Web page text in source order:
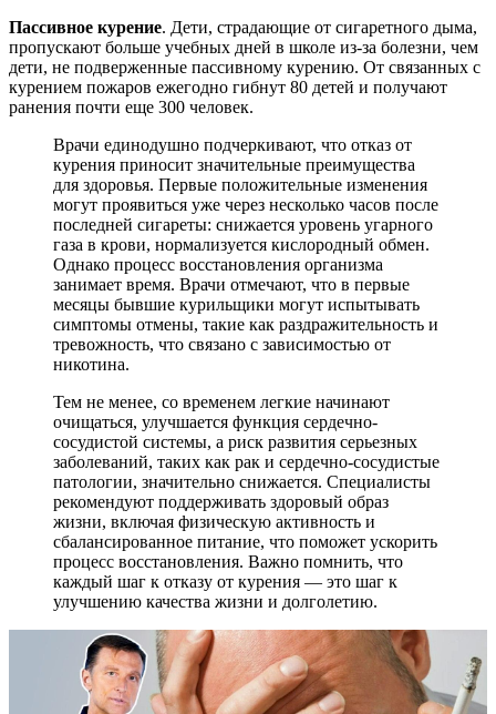
Пассивное курение. Дети, страдающие от сигаретного дыма,
пропускают больше учебных дней в школе из-за болезни, чем
дети, не подверженные пассивному курению. От связанных с
курением пожаров ежегодно гибнут 80 детей и получают
ранения почти еще 300 человек.
Врачи единодушно подчеркивают, что отказ от
курения приносит значительные преимущества
для здоровья. Первые положительные изменения
могут проявиться уже через несколько часов после
последней сигареты: снижается уровень угарного
газа в крови, нормализуется кислородный обмен.
Однако процесс восстановления организма
занимает время. Врачи отмечают, что в первые
месяцы бывшие курильщики могут испытывать
симптомы отмены, такие как раздражительность и
тревожность, что связано с зависимостью от
никотина.
Тем не менее, со временем легкие начинают
очищаться, улучшается функция сердечно-
сосудистой системы, а риск развития серьезных
заболеваний, таких как рак и сердечно-сосудистые
патологии, значительно снижается. Специалисты
рекомендуют поддерживать здоровый образ
жизни, включая физическую активность и
сбалансированное питание, что поможет ускорить
процесс восстановления. Важно помнить, что
каждый шаг к отказу от курения — это шаг к
улучшению качества жизни и долголетию.